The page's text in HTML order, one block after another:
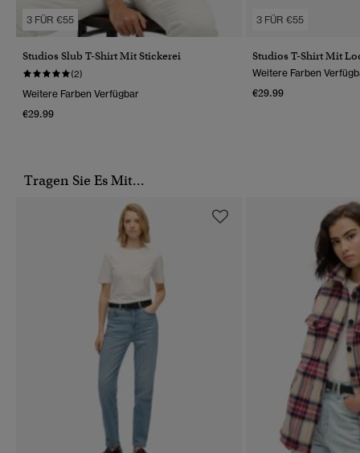
3 FÜR €55
Studios Slub T-Shirt Mit Stickerei
(2)
Weitere Farben Verfügbar
€29.99
3 FÜR €55
Studios T-Shirt Mit
Weitere Farben
€29.99
Tragen Sie Es Mit...